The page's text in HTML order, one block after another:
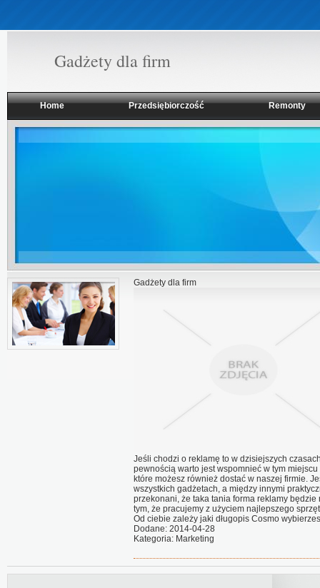
Gadżety dla firm
Home Przedsiębiorczość Remonty
Gadżety dla firm
Jeśli chodzi o reklamę to w dzisiejszych
pewnością warto jest wspomnieć w tym
które możesz również dostać w naszej firmie.
wszystkich gadżetach, a między innymi
przekonani, że taka tania forma reklamy
tym, że pracujemy z użyciem najlepszego
Od ciebie zależy jaki długopis Cosmo
Dodane: 2014-04-28
Kategoria: Marketing